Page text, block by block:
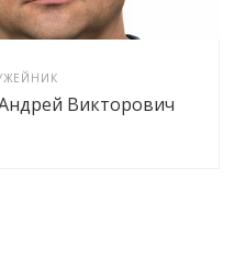
Викторович